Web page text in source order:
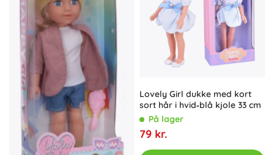
Lovely Girl dukke med kort
sort hår i hvid‑blå kjole 33 cm
På lager
79 kr.